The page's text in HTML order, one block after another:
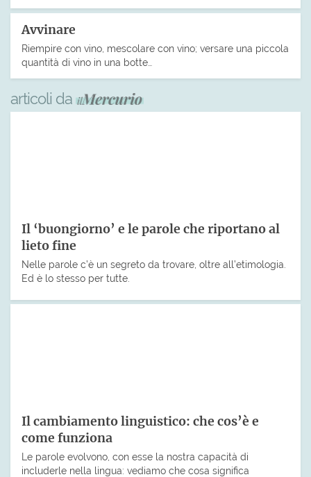
Avvinare
Riempire con vino, mescolare con vino; versare una piccola
quantità di vino in una botte…
articoli da
Il ‘buongiorno’ e le parole che riportano al
lieto fine
Nelle parole c’è un segreto da trovare, oltre all’etimologia.
Ed è lo stesso per tutte.
Il cambiamento linguistico: che cos’è e
come funziona
Le parole evolvono, con esse la nostra capacità di
includerle nella lingua: vediamo che cosa significa